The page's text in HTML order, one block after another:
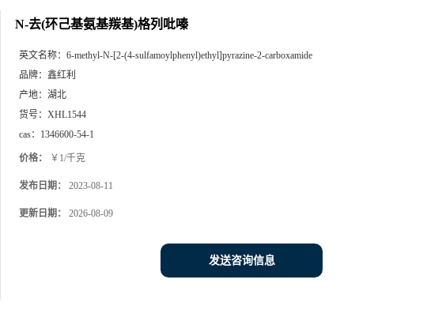
N-去(环己基氨基羰基)格列吡嗪
英文名称： 6-methyl-N-[2-(4-sulfamoylphenyl)ethyl]pyrazine-2-carboxamide
品牌： 鑫红利
产地： 湖北
货号： XHL1544
cas： 1346600-54-1
价格： ￥1/千克
发布日期： 2023-08-11
更新日期： 2026-08-09
发送咨询信息